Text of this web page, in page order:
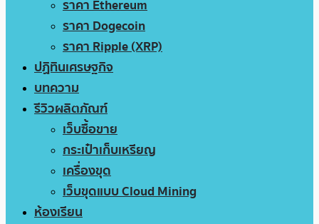
ราคา Ethereum
ราคา Dogecoin
ราคา Ripple (XRP)
ปฏิทินเศรษฐกิจ
บทความ
รีวิวผลิตภัณฑ์
เว็บซื้อขาย
กระเป๋าเก็บเหรียญ
เครื่องขุด
เว็บขุดแบบ Cloud Mining
ห้องเรียน